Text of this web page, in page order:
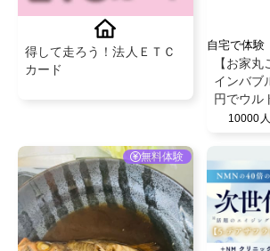
得して走ろう！法人ＥＴＣ
カード
自宅で体験
【お家
インバブ
円でウル
ル体験し
10000
無料体験